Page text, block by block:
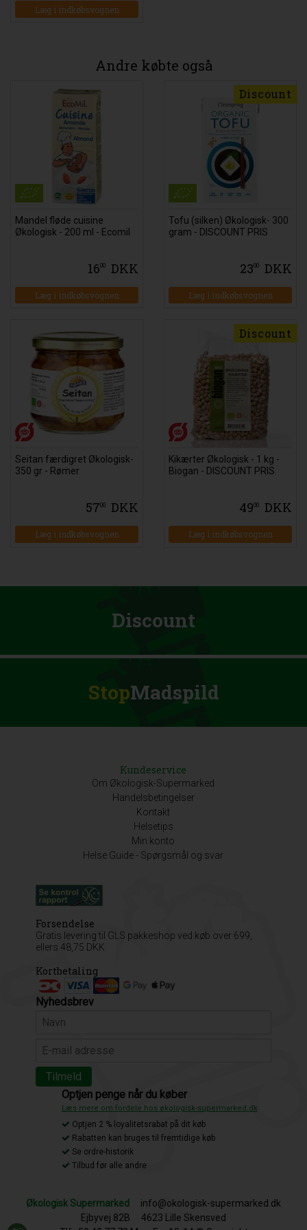
Læg i indkøbsvognen
Andre købte også
Mandel fløde cuisine
Økologisk - 200 ml - Ecomil
1600 DKK
Læg i indkøbsvognen
Discount
Tofu (silken) Økologisk- 300
gram - DISCOUNT PRIS
2300 DKK
Læg i indkøbsvognen
Seitan færdigret Økologisk-
350 gr - Rømer
5700 DKK
Læg i indkøbsvognen
Discount
Kikærter Økologisk - 1 kg -
Biogan - DISCOUNT PRIS
4900 DKK
Læg i indkøbsvognen
Discount
StopMadspild
Kundeservice
Om Økologisk-Supermarked
Handelsbetingelser
Kontakt
Helsetips
Min konto
Helse Guide - Spørgsmål og svar
Forsendelse
Gratis levering til GLS pakkeshop ved køb over 699,
ellers 48,75 DKK
Kortbetaling
Nyhedsbrev
Optjen penge når du køber
Læs mere om fordele hos økologisk-supermarked.dk
Optjen 2 % loyalitetsrabat på dit køb
Rabatten kan bruges til fremtidige køb
Se ordre-historik
Tilbud før alle andre
Økologisk Supermarked
info@okologisk-supermarked.dk
Ejbyvej 82B
4623 Lille Skensved